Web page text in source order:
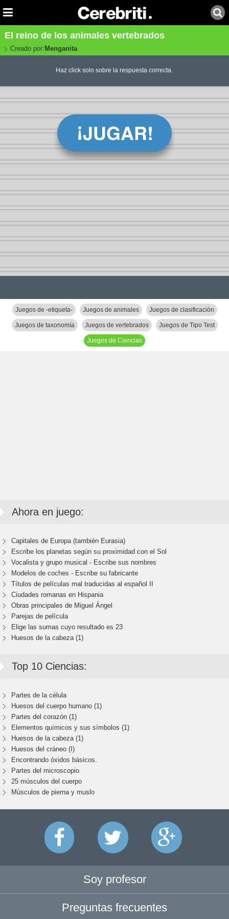
El reino de los animales vertebrados
Creado por: Menganita
Haz click solo sobre la respuesta correcta.
Juegos de -etiqueta- Juegos de animales Juegos de clasificación
Juegos de taxonomía Juegos de vertebrados Juegos de Tipo Test
Juegos de Ciencias
Ahora en juego:
Capitales de Europa (también Eurasia)
Escribe los planetas según su proximidad con el Sol
Vocalista y grupo musical - Escribe sus nombres
Modelos de coches - Escribe su fabricante
Títulos de películas mal traducidas al español II
Ciudades romanas en Hispania
Obras principales de Miguel Ángel
Parejas de película
Elige las sumas cuyo resultado es 23
Huesos de la cabeza (1)
Top 10 Ciencias:
Partes de la célula
Huesos del cuerpo humano (1)
Partes del corazón (1)
Elementos químicos y sus símbolos (1)
Huesos de la cabeza (1)
Huesos del cráneo (I)
Encontrando óxidos básicos.
Partes del microscopio
25 músculos del cuerpo
Músculos de pierna y muslo
Soy profesor
Preguntas frecuentes